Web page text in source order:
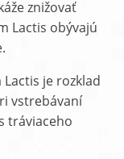
znižovať
Lactis obývajú
je rozklad
vstrebávaní
tráviaceho